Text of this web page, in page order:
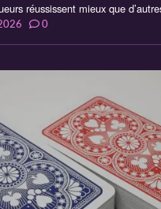
réussissent mieux que
0